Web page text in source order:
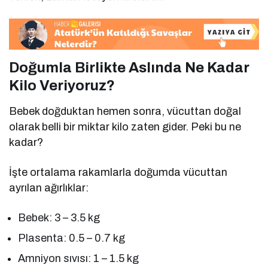
Doğumla Birlikte Aslında Ne Kadar
Kilo Veriyoruz?
Bebek doğduktan hemen sonra, vücuttan doğal
olarak belli bir miktar kilo zaten gider. Peki bu ne
kadar?
İşte ortalama rakamlarla doğumda vücuttan
ayrılan ağırlıklar:
Bebek: 3 – 3.5 kg
Plasenta: 0.5 – 0.7 kg
Amniyon sıvısı: 1 – 1.5 kg